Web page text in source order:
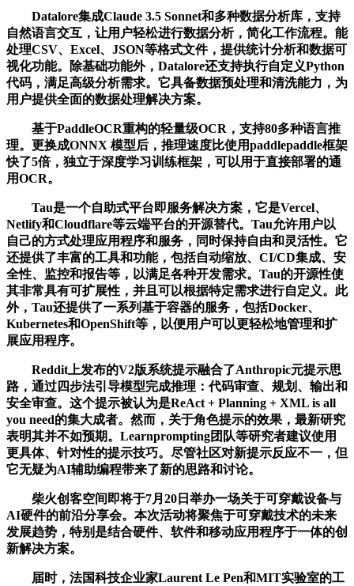
Datalore集成Claude 3.5 Sonnet和多种数据分析库，支持
自然语言交互，让用户轻松进行数据分析，简化工作流程。能
处理CSV、Excel、JSON等格式文件，提供统计分析和数据可
视化功能。除基础功能外，Datalore还支持执行自定义Python
代码，满足高级分析需求。它具备数据预处理和清洗能力，为
用户提供全面的数据处理解决方案。
基于PaddleOCR重构的轻量级OCR，支持80多种语言推
理。更换成ONNX 模型后，推理速度比使用paddlepaddle框架
快了5倍，独立于深度学习训练框架，可以用于直接部署的通
用OCR。
Tau是一个自助式平台即服务解决方案，它是Vercel、
Netlify和Cloudflare等云端平台的开源替代。Tau允许用户以
自己的方式处理应用程序和服务，同时保持自由和灵活性。它
还提供了丰富的工具和功能，包括自动缩放、CI/CD集成、安
全性、监控和报告等，以满足各种开发需求。Tau的开源性使
其非常具有可扩展性，并且可以根据特定需求进行自定义。此
外，Tau还提供了一系列基于容器的服务，包括Docker、
Kubernetes和OpenShift等，以便用户可以更轻松地管理和扩
展应用程序。
Reddit上发布的V2版系统提示融合了Anthropic元提示思
路，通过四步法引导模型完成推理：代码审查、规划、输出和
安全审查。这个提示被认为是ReAct + Planning + XML is all
you need的集大成者。然而，关于角色提示的效果，最新研究
表明其并不如预期。Learnprompting团队等研究者建议使用
更具体、针对性的提示技巧。尽管社区对新提示反应不一，但
它无疑为AI辅助编程带来了新的思路和讨论。
柴火创客空间即将于7月20日举办一场关于可穿戴设备与
AI硬件的前沿分享会。本次活动将聚焦于可穿戴技术的未来
发展趋势，特别是结合硬件、软件和移动应用程序于一体的创
新解决方案。
届时，法国科技企业家Laurent Le Pen和MIT实验室的工